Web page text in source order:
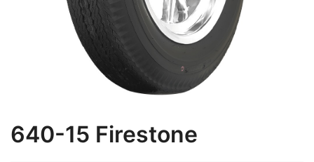
640-15 Firestone